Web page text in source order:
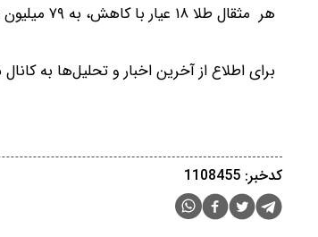
هر مثقال طلا ۱۸ عیار با کاهش، به ۷۹ میلیون و ۱۰۰ هزار تومان رسید‌.
برای اطلاع از آخرین اخبار و تحلیل‌ها به
کدخبر: 1108455